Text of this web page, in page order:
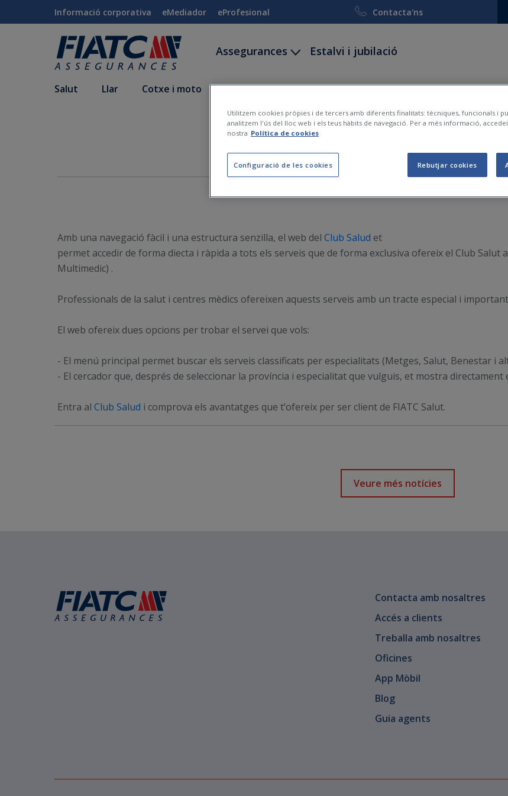
Salta al contingut principal
Informació corporativa eMediador eProfesional Contacta'ns
Assegurances Estalvi i jubilació
Salut Llar Cotxe i moto Vida i accidents Decessos Viatge i esquí
Nova web del Club Salut
Amb una navegació fàcil i una estructura senzilla, el web del Club Salud et
permet accedir de forma diecta i ràpida a tots els serveis que de forma exclusiva ofereix el Club Salut
Multimedic) .
Professionals de la salut i centres mèdics ofereixen aquests serveis amb un tracte especial i
El web ofereix dues opcions per trobar el servei que vols:
- El menú principal permet buscar els serveis classificats per especialitats (Metges, Salut, Benestar i
- El cercador que, després de seleccionar la província i especialitat que vulguis, et mostra directament
Entra al Club Salud i comprova els avantatges que t’ofereix per ser client de FIATC Salut.
Veure més notícies
Contacta amb nosaltres
Accés a clients
Treballa amb nosaltres
Oficines
App Mòbil
Blog
Guia agents
Utilitzem cookies pròpies i de tercers amb diferents finalitats: tècniques, funcionals i
analitzem l'ús del lloc web i els teus hàbits de navegació. Per a més informació,
nostra Política de cookies
Configuració de les cookies Rebutjar cookies